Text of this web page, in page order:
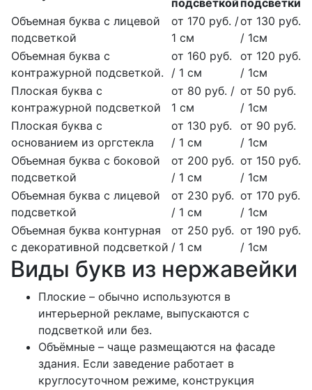
Объемная буква с лицевой
подсветкой
от 170 руб. /
1 см
от 130 руб.
/ 1см
Объемная буква с
контражурной подсветкой.
от 160 руб.
/ 1 см
от 120 руб.
/ 1см
Плоская буква с
контражурной подсветкой
от 80 руб. /
1 см
от 50 руб.
/ 1см
Плоская буква с
основанием из оргстекла
от 130 руб.
/ 1 см
от 90 руб.
/ 1см
Объемная буква с боковой
подсветкой
от 200 руб.
/ 1 см
от 150 руб.
/ 1см
Объемная буква с лицевой
подсветкой
от 230 руб.
/ 1 см
от 170 руб.
/ 1см
Объемная буква контурная
с декоративной подсветкой
от 250 руб.
/ 1 см
от 190 руб.
/ 1см
Виды букв из нержавейки
Плоские – обычно используются в
интерьерной рекламе, выпускаются с
подсветкой или без.
Объёмные – чаще размещаются на фасаде
здания. Если заведение работает в
круглосуточном режиме, конструкция